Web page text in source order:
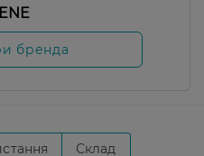
бренда
Склад